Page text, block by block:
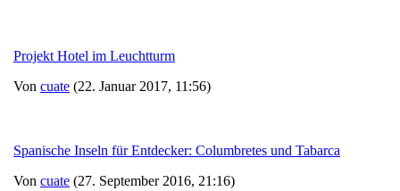
Projekt Hotel im Leuchtturm
Von cuate (22. Januar 2017, 11:56)
Spanische Inseln für Entdecker: Columbretes und Tabarca
Von cuate (27. September 2016, 21:16)